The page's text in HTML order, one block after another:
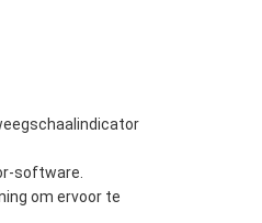
software.
om ervoor te